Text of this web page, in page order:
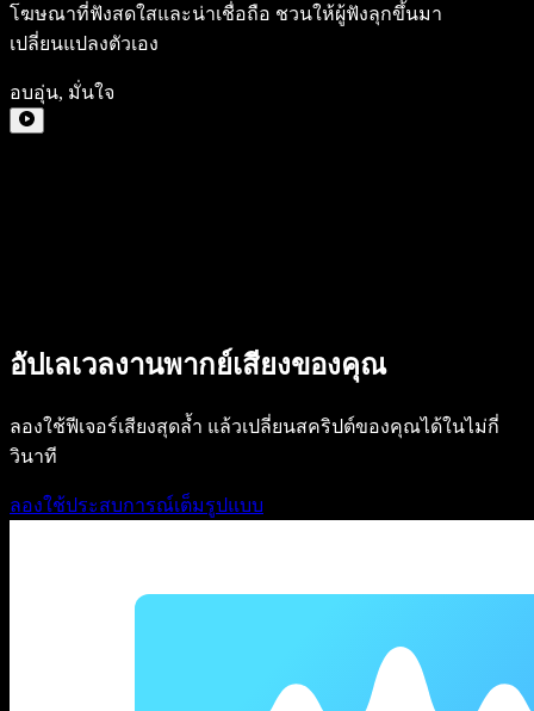
โฆษณาที่ฟังสดใสและน่าเชื่อถือ ชวนให้ผู้ฟังลุกขึ้นมา
เปลี่ยนแปลงตัวเอง
อบอุ่น, มั่นใจ
อัปเลเวลงานพากย์เสียงของคุณ
ลองใช้ฟีเจอร์เสียงสุดล้ำ แล้วเปลี่ยนสคริปต์ของคุณได้ในไม่กี่
วินาที
ลองใช้ประสบการณ์เต็มรูปแบบ